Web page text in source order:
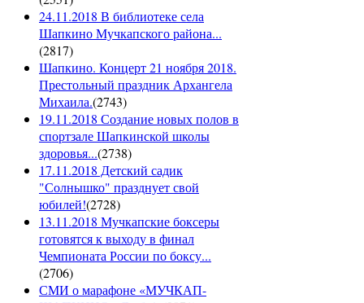
24.11.2018 В библиотеке села
Шапкино Мучкапского района...
(2817)
Шапкино. Концерт 21 ноября 2018.
Престольный праздник Архангела
Михаила.(2743)
19.11.2018 Создание новых полов в
спортзале Шапкинской школы
здоровья...(2738)
17.11.2018 Детский садик
"Солнышко" празднует свой
юбилей!(2728)
13.11.2018 Мучкапские боксеры
готовятся к выходу в финал
Чемпионата России по боксу...
(2706)
СМИ о марафоне «МУЧКАП-